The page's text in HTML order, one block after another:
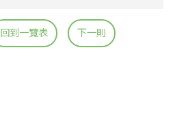
回到一覽表 下一則